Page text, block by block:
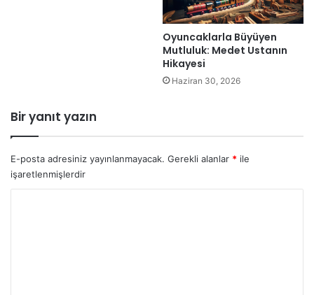
Oyuncaklarla Büyüyen
Mutluluk: Medet Ustanın
Hikayesi
Haziran 30, 2026
Bir yanıt yazın
E-posta adresiniz yayınlanmayacak. Gerekli alanlar * ile
işaretlenmişlerdir